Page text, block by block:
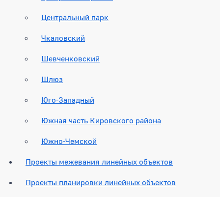
Центральный парк
Чкаловский
Шевченковский
Шлюз
Юго-Западный
Южная часть Кировского района
Южно-Чемской
Проекты межевания линейных объектов
Проекты планировки линейных объектов